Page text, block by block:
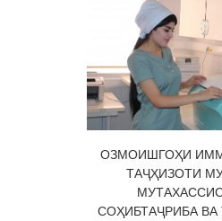
ОЗМОИШГОҲИ
ТАҶҲИЗОТИ
СОҲИБТАҶРИБА ВА